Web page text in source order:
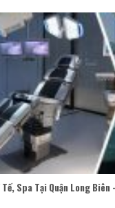
Tế, Spa Tại Quận Long